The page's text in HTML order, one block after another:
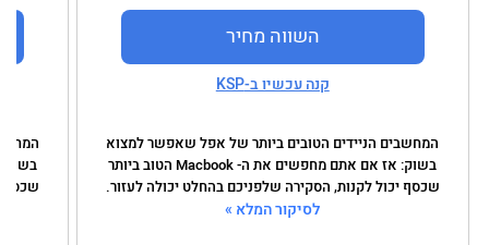
השווה מחיר
קנה עכשיו ב-KSP
המחשבים הניידים הטובים ביותר של אפל שאפשר למצוא
בשוק: אז אם אתם מחפשים את ה- Macbook הטוב ביותר
שכסף יכול לקנות, הסקירה שלפניכם בהחלט יכולה לעזור.
לסיקור המלא »
שכסף